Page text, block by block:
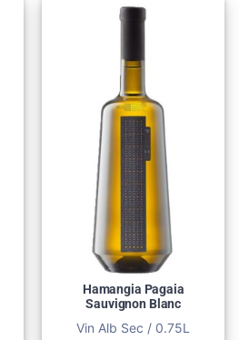
Hamangia Pagaia
Sauvignon Blanc
Vin Alb Sec / 0.75L